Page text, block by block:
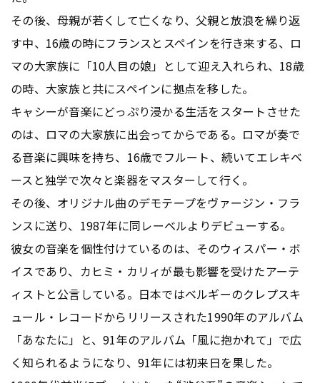
その後、母親が若くして亡くなり、父親と放浪を繰り返
す中、16歳の時にフランスとスペインを行き来する、ロ
マの大家族に「10人目の娘」として迎え入れられ、18歳
の時、大家族と共にスペインに拠点を移した。
キャシーが音楽にどっぷり浸かる生活をスタートさせた
のは、ロマの大家族に出会ってからである。ロマが奏で
る音楽に興味を持ち、16歳でフルート、続いてエレキベ
ースと独学で次々と楽器をマスターして行く。
その後、オリジナル曲のデモテープをヴァージン・フラ
ンスに送り、1987年に同レーベルよりデビューする。
彼女の音楽を個性付けているのは、そのウィスパー・ボ
イスであり、カヒミ・カリィが最も影響を受けたアーテ
ィストと公言している。日本ではベルギーのクレプスキ
ュール・レコードからリリースされた1990年のアルバム
「あなたに」と、91年のアルバム「風に抱かれて」で広
く知られるようになり、91年には初来日を果した。